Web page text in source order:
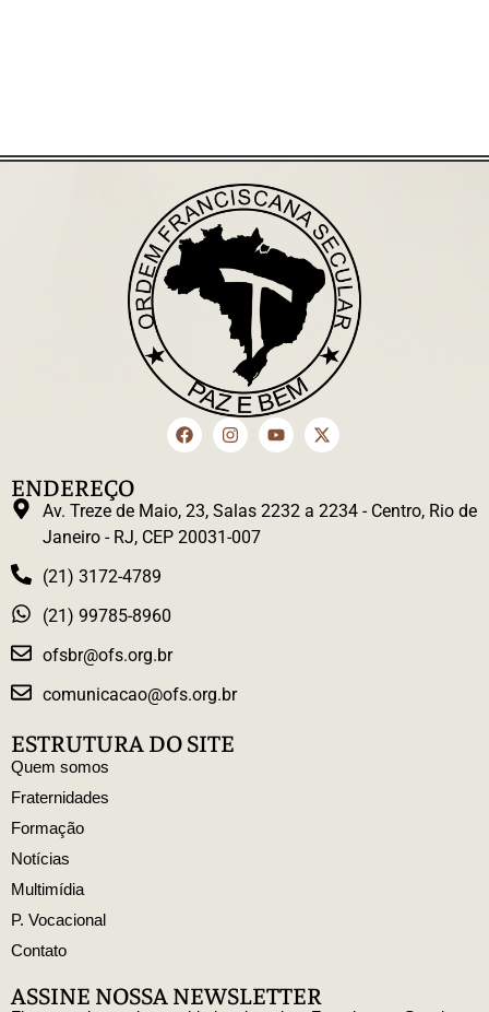
ENDEREÇO
Av. Treze de Maio, 23, Salas 2232 a 2234 - Centro, Rio de
Janeiro - RJ, CEP 20031-007
(21) 3172-4789
(21) 99785-8960
ofsbr@ofs.org.br
comunicacao@ofs.org.br
ESTRUTURA DO SITE
Quem somos
Fraternidades
Formação
Notícias
Multimídia
P. Vocacional
Contato
ASSINE NOSSA NEWSLETTER